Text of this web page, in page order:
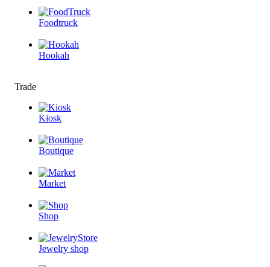
Foodtruck
Hookah
Trade
Kiosk
Boutique
Market
Shop
Jewelry shop